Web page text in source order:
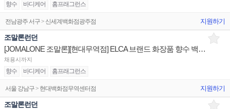
향수 바디케어 홈프래그런스
전남광주 서구 > 신세계백화점광주점 지원하기
조말론런던
[JOMALONE 조말론][현대무역점] ELCA 브랜드 화장품 향수 백화점 매장 채용
채용시까지
향수 바디케어 홈프래그런스
서울 강남구 > 현대백화점무역센터점 지원하기
조말론런던